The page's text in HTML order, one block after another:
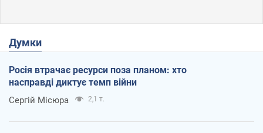
Думки
Росія втрачає ресурси поза планом: хто
насправді диктує темп війни
Сергій Місюра 2,1 т.